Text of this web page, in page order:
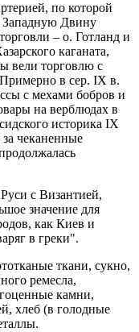
по которой
Западную Двину
– о. Готланд и
каганата,
вели торговлю с
в сер. IX в.
с мехами бобров и
на верблюдах в
историка IX
чеканенные
с Византией,
значение для
как Киев и
в греки".
ткани, сукно,
ремесла,
камни,
хлеб (в голодные